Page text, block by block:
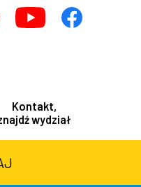
Kontakt,
wydział